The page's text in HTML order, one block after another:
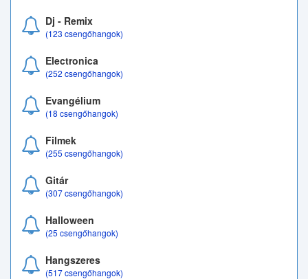
Dj - Remix
(123 csengőhangok)
Electronica
(252 csengőhangok)
Evangélium
(18 csengőhangok)
Filmek
(255 csengőhangok)
Gitár
(307 csengőhangok)
Halloween
(25 csengőhangok)
Hangszeres
(517 csengőhangok)